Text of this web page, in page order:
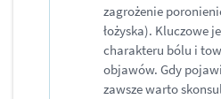
zagrożenie
łożyska). Kluczowe
charakteru bólu i
objawów. Gdy
zawsze warto